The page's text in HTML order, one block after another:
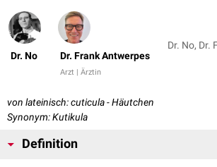
Dr. No Dr. Frank Antwerpes
Arzt | Ärztin
von lateinisch: cuticula - Häutchen
Synonym: Kutikula
Definition